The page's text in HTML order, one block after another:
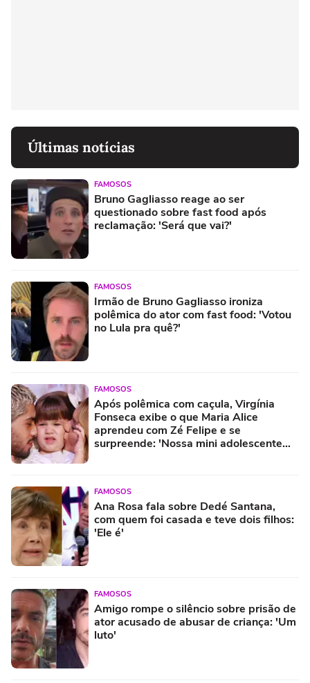
Últimas notícias
FAMOSOS
Bruno Gagliasso reage ao ser
questionado sobre fast food após
reclamação: 'Será que vai?'
FAMOSOS
Irmão de Bruno Gagliasso ironiza
polêmica do ator com fast food: 'Votou
no Lula pra quê?'
FAMOSOS
Após polêmica com caçula, Virgínia
Fonseca exibe o que Maria Alice
aprendeu com Zé Felipe e se
surpreende: 'Nossa mini adolescente
FAMOSOS
Ana Rosa fala sobre Dedé Santana,
com quem foi casada e teve dois filhos:
'Ele é'
FAMOSOS
Amigo rompe o silêncio sobre prisão de
ator acusado de abusar de criança: 'Um
luto'